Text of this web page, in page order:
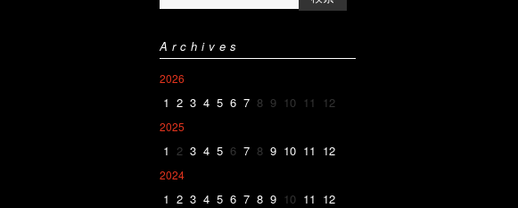
Archives
2026
1 2 3 4 5 6 7 8 9 10 11 12
2025
1 2 3 4 5 6 7 8 9 10 11 12
2024
1 2 3 4 5 6 7 8 9 10 11 12